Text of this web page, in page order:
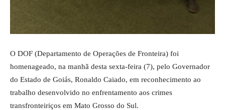
O DOF (Departamento de Operações de Fronteira) foi
homenageado, na manhã desta sexta-feira (7), pelo Governador
do Estado de Goiás, Ronaldo Caiado, em reconhecimento ao
trabalho desenvolvido no enfrentamento aos crimes
transfronteiriços em Mato Grosso do Sul.